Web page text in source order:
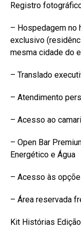
Registro
– Hospedagem no
exclusivo
mesma cidade do
– Translado
– Atendimento
– Acesso ao
– Open Bar
Energético e Água
– Acesso às
– Área reservada
Kit Histórias